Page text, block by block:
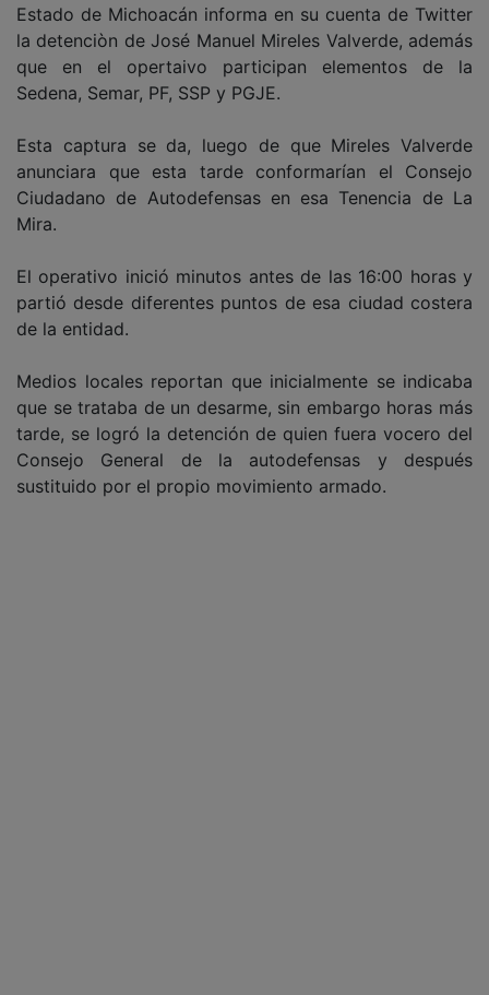
Estado de Michoacán informa en su cuenta de Twitter
la detenciòn de José Manuel Mireles Valverde, además
que en el opertaivo participan elementos de la
Sedena, Semar, PF, SSP y PGJE.
Esta captura se da, luego de que Mireles Valverde
anunciara que esta tarde conformarían el Consejo
Ciudadano de Autodefensas en esa Tenencia de La
Mira.
El operativo inició minutos antes de las 16:00 horas y
partió desde diferentes puntos de esa ciudad costera
de la entidad.
Medios locales reportan que inicialmente se indicaba
que se trataba de un desarme, sin embargo horas más
tarde, se logró la detención de quien fuera vocero del
Consejo General de la autodefensas y después
sustituido por el propio movimiento armado.